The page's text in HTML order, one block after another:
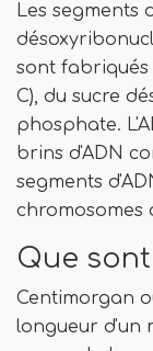
Les segments
sont fabriqués
C), du sucre
phosphate.
brins d'ADN
segments
chromosomes
Que
Centimorgan
longueur d'un